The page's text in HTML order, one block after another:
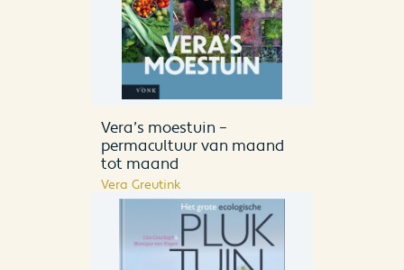
Vera’s moestuin –
permacultuur van maand
tot maand
Vera Greutink